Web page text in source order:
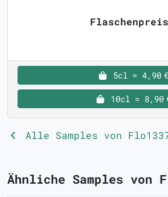
5cl = 4,90 €
10cl = 8,90
Alle Samples von
Ähnliche Samples von